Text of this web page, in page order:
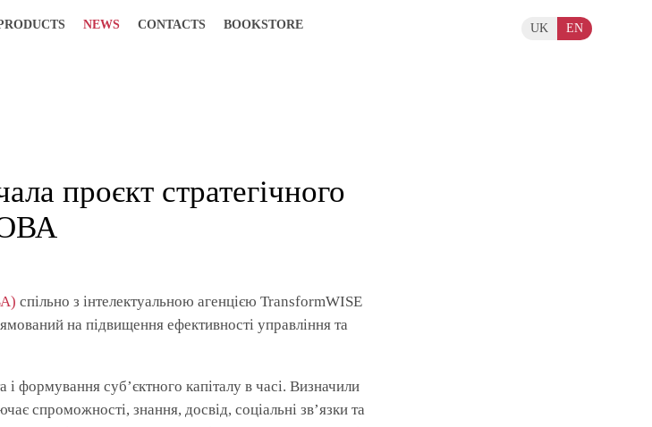
NEWS CONTACTS BOOKSTORE UK EN
проєкт стратегічного
спільно з інтелектуальною агенцією TransformWISE
на підвищення ефективності управління та
формування субʼєктного капіталу в часі. Визначили
спроможності, знання, досвід, соціальні зв’язки та